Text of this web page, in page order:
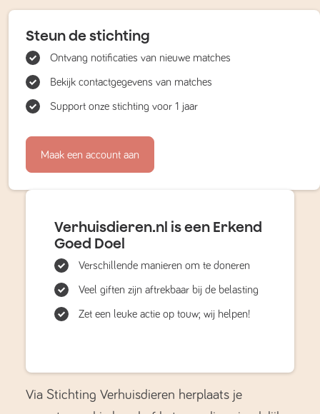
Steun de stichting
Ontvang notificaties van nieuwe matches
Bekijk contactgegevens van matches
Support onze stichting voor 1 jaar
Maak een account aan
Verhuisdieren.nl is een Erkend
Goed Doel
Verschillende manieren om te doneren
Veel giften zijn aftrekbaar bij de belasting
Zet een leuke actie op touw; wij helpen!
Via Stichting Verhuisdieren herplaats je